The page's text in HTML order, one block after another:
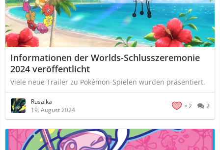
Informationen der Worlds-Schlusszeremonie
2024 veröffentlicht
Viele neue Trailer zu Pokémon-Spielen wurden präsentiert.
Rusalka
19. August 2024
2 2